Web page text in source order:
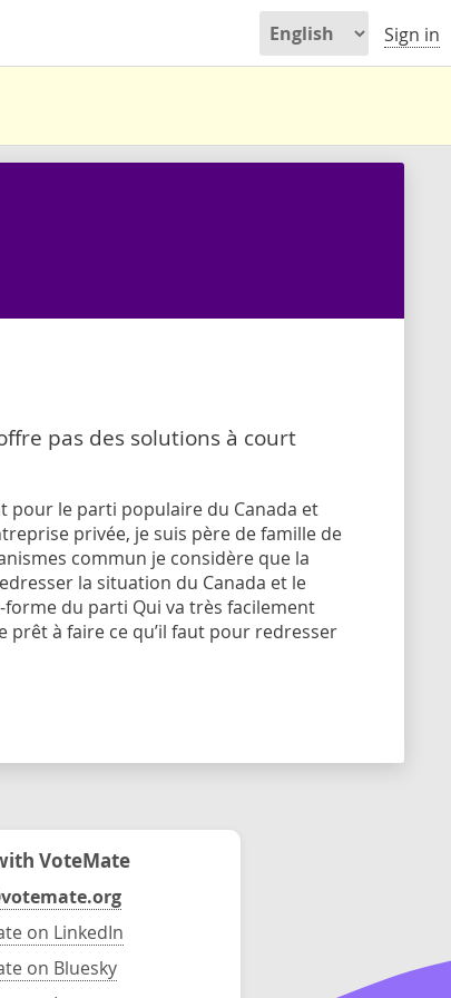
Sign in
pas des solutions à court
pour le parti populaire du Canada et
privée, je suis père de famille de
commun je considère que la
la situation du Canada et le
du parti Qui va très facilement
à faire ce qu’il faut pour redresser
VoteMate
on LinkedIn
on Bluesky